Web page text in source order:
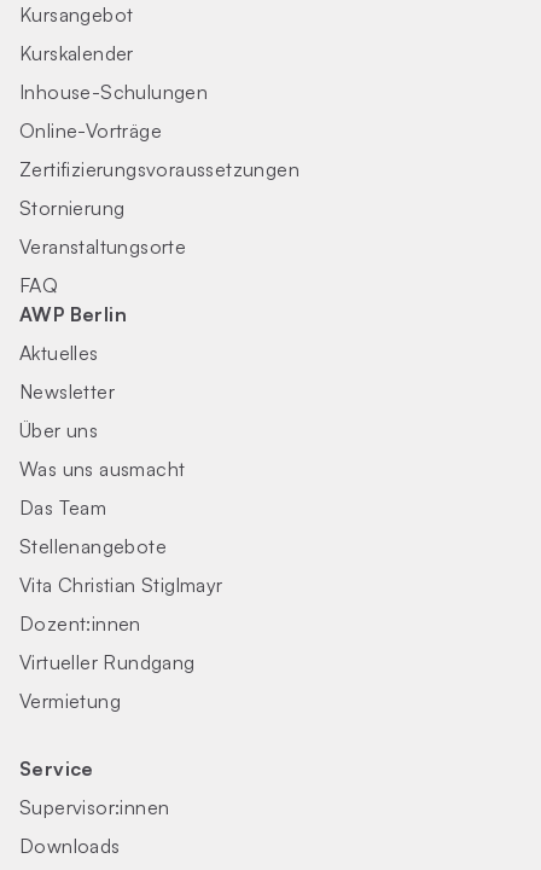
Kursangebot
Kurskalender
Inhouse-Schulungen
Online-Vorträge
Zertifizierungs­voraus­setzungen
Stornierung
Veranstaltungsorte
FAQ
AWP Berlin
Aktuelles
Newsletter
Über uns
Was uns ausmacht
Das Team
Stellenangebote
Vita Christian Stiglmayr
Dozent:innen
Virtueller Rundgang
Vermietung
Service
Supervisor:innen
Downloads